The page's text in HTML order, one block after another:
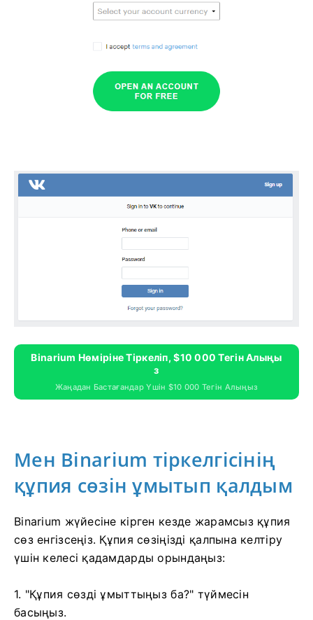
Binarium Нөміріне Тіркеліп, $10 000 Тегін Алыңы
З
Жаңадан Бастағандар Үшін $10 000 Тегін Алыңыз
Мен Binarium тіркелгісінің
құпия сөзін ұмытып қалдым
Binarium жүйесіне кірген кезде жарамсыз құпия
сөз енгізсеңіз. Құпия сөзіңізді қалпына келтіру
үшін келесі қадамдарды орындаңыз:
1. "Құпия сөзді ұмыттыңыз ба?" түймесін
басыңыз.